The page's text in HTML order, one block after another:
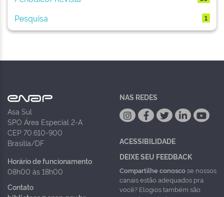
Pesquisa 1
Asa Sul
SPO Área Especial 2-A
CEP 70.610-900
Brasília/DF
Horário de funcionamento
08h00 às 18h00
Contato
NAS REDES
ACESSIBILIDADE
DEIXE SEU FEEDBACK
Compartilhe conoscose nossos
canais estão adequados pra
você? Elogios também são